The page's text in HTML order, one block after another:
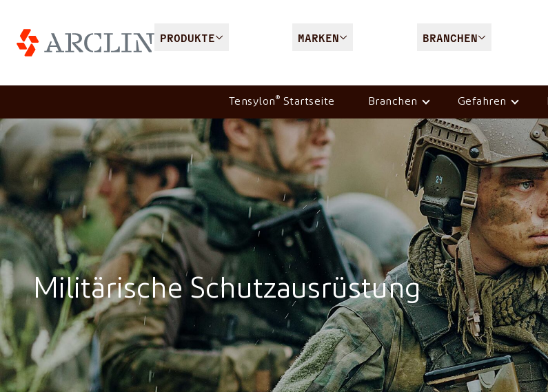
PRODUKTE MARKEN BRANCHEN
Tensylon® Startseite Branchen Gefahren
Militärische Schutzausrüstung